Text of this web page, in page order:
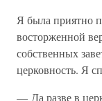
Я была приятно
восторженной
собственных
церковность. Я
— Да разве в